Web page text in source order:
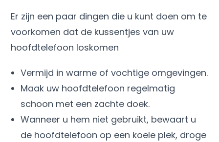
Er zijn een paar dingen die u kunt doen om te
voorkomen dat de kussentjes van uw
hoofdtelefoon loskomen
Vermijd in warme of vochtige omgevingen.
Maak uw hoofdtelefoon regelmatig
schoon met een zachte doek.
Wanneer u hem niet gebruikt, bewaart u
de hoofdtelefoon op een koele plek, droge